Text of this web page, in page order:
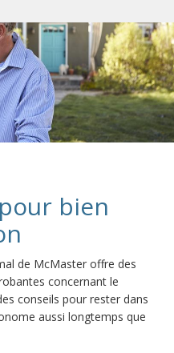
bien
de McMaster offre des
concernant le
conseils pour rester dans
aussi longtemps que